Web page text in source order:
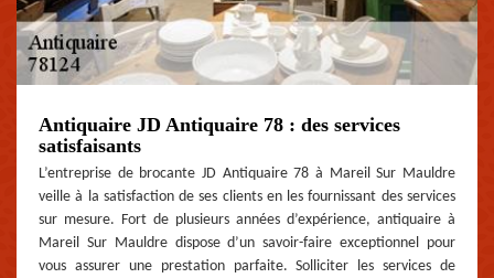
Antiquaire JD Antiquaire 78 : des services
satisfaisants
L’entreprise de brocante JD Antiquaire 78 à Mareil Sur Mauldre
veille à la satisfaction de ses clients en les fournissant des services
sur mesure. Fort de plusieurs années d’expérience, antiquaire à
Mareil Sur Mauldre dispose d’un savoir-faire exceptionnel pour
vous assurer une prestation parfaite. Solliciter les services de